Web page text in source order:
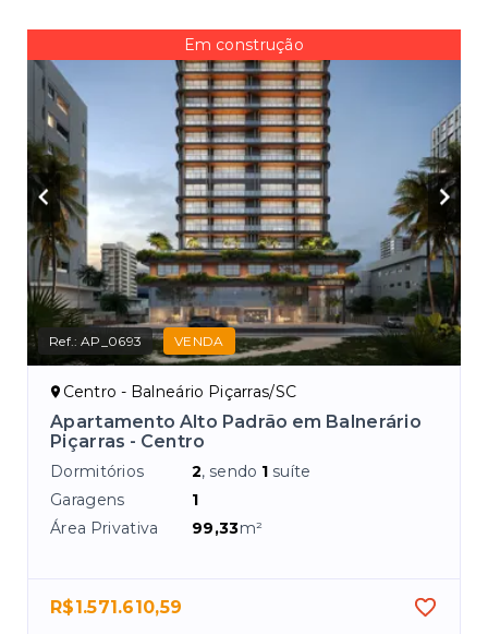
Em construção
Ref.:AP_0693 VENDA
Centro - Balneário Piçarras/SC
Apartamento Alto Padrão em Balnerário
Piçarras - Centro
Dormitórios 2, sendo 1 suíte
Garagens
1
Área Privativa
99,33m²
R$1.571.610,59